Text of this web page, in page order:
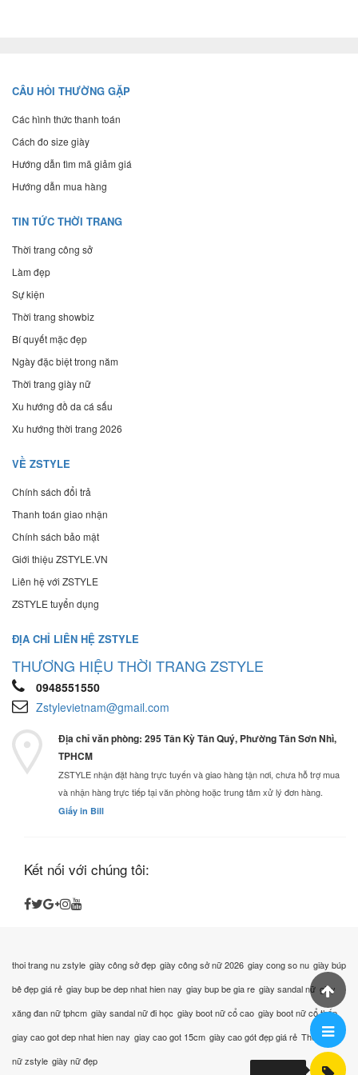
CÂU HỎI THƯỜNG GẶP
Các hình thức thanh toán
Cách đo size giày
Hướng dẫn tìm mã giảm giá
Hướng dẫn mua hàng
TIN TỨC THỜI TRANG
Thời trang công sở
Làm đẹp
Sự kiện
Thời trang showbiz
Bí quyết mặc đẹp
Ngày đặc biệt trong năm
Thời trang giày nữ
Xu hướng đồ da cá sấu
Xu hướng thời trang 2026
VỀ ZSTYLE
Chính sách đổi trả
Thanh toán giao nhận
Chính sách bảo mật
Giới thiệu ZSTYLE.VN
Liên hệ với ZSTYLE
ZSTYLE tuyển dụng
ĐỊA CHỈ LIÊN HỆ ZSTYLE
THƯƠNG HIỆU THỜI TRANG ZSTYLE
0948551550
Zstylevietnam@gmail.com
Địa chỉ văn phòng: 295 Tân Kỳ Tân Quý, Phường Tân Sơn Nhì,
TPHCM
ZSTYLE nhận đặt hàng trực tuyến và giao hàng tận nơi, chưa hỗ trợ mua
và nhận hàng trực tiếp tại văn phòng hoặc trung tâm xử lý đơn hàng.
Giấy in Bill
Kết nối với chúng tôi:
thoi trang nu zstyle giày công sở đẹp giày công sở nữ 2026 giay cong so nu giày búp
bê đẹp giá rẻ giay bup be dep nhat hien nay giay bup be gia re giày sandal nữ giày
xăng đan nữ tphcm giày sandal nữ đi học giày boot nữ cổ cao giày boot nữ cổ thấp
giay cao got dep nhat hien nay giay cao got 15cm giày cao gót đẹp giá rẻ Thời trang
nữ zstyle giày nữ đẹp